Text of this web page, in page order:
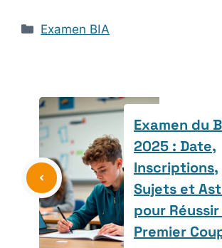
Catégories
Examen BIA
Examen du
2025 : Date,
Inscriptions,
Sujets et
pour
Premier